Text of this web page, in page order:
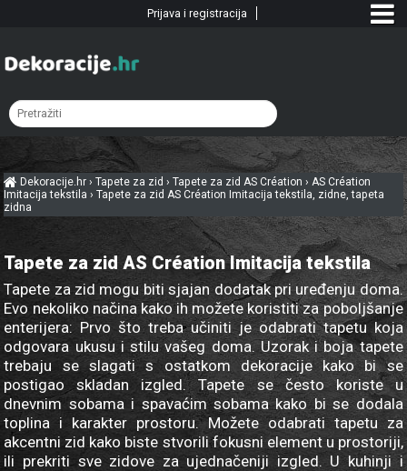
Dekoracije.hr›Tapete za zid ›Tapete za zid AS Création ›AS Création
Imitacija tekstila ›Tapete za zid AS Création Imitacija tekstila, zidne, tapeta
zidna
Tapete za zid AS Création Imitacija tekstila
Tapete za zid mogu biti sjajan dodatak pri uređenju doma.
Evo nekoliko načina kako ih možete koristiti za poboljšanje
enterijera: Prvo što treba učiniti je odabrati tapetu koja
odgovara ukusu i stilu vašeg doma. Uzorak i boja tapete
trebaju se slagati s ostatkom dekoracije kako bi se
postigao skladan izgled. Tapete se često koriste u
dnevnim sobama i spavaćim sobama kako bi se dodala
toplina i karakter prostoru. Možete odabrati tapetu za
akcentni zid kako biste stvorili fokusni element u prostoriji,
ili prekriti sve zidove za ujednačeniji izgled. U kuhinji i
Prijava i registracija